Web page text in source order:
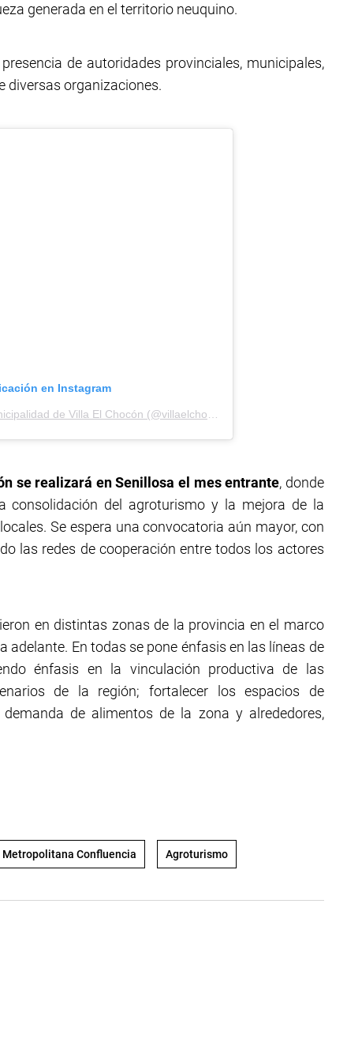
generada en el territorio neuquino.
de autoridades provinciales, municipales,
diversas organizaciones.
en Instagram
se realizará en Senillosa el mes entrante, donde
consolidación del agroturismo y la mejora de la
Se espera una convocatoria aún mayor, con
las redes de cooperación entre todos los actores
en distintas zonas de la provincia en el marco
adelante. En todas se pone énfasis en las líneas de
énfasis en la vinculación productiva de las
de la región; fortalecer los espacios de
de alimentos de la zona y alrededores,
Metropolitana Confluencia Agroturismo